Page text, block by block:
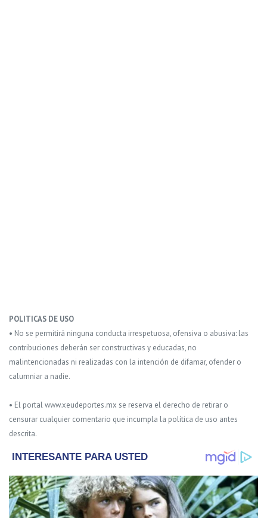
POLITICAS DE USO
• No se permitirá ninguna conducta irrespetuosa, ofensiva o abusiva: las
contribuciones deberán ser constructivas y educadas, no
malintencionadas ni realizadas con la intención de difamar, ofender o
calumniar a nadie.
• El portal www.xeudeportes.mx se reserva el derecho de retirar o
censurar cualquier comentario que incumpla la política de uso antes
descrita.